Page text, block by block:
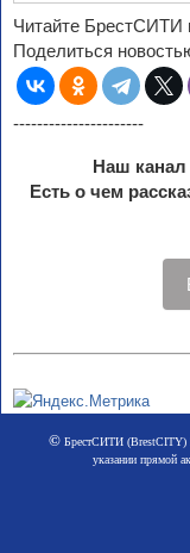
Читайте БрестСИТИ
Поделиться
----------------------
Наш канал
Есть о чем
©БрестСИТИ (BrestCITY)
указании прямой